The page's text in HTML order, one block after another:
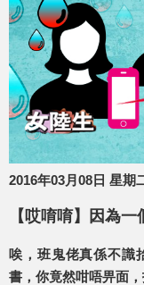
2016年03月08日 星期
【哎唷唷】因為
唉，班鬼佬真係不識
書，你竟然咁唔畀面，